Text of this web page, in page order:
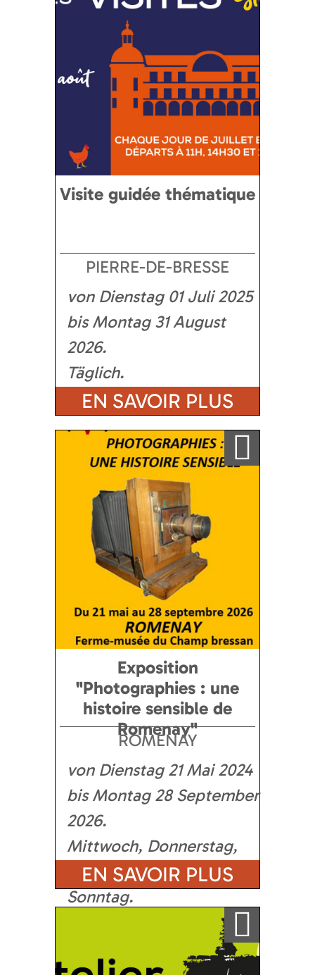
Visite guidée thématique
PIERRE-DE-BRESSE
von Dienstag 01 Juli 2025
bis Montag 31 August
2026
Täglich
EN SAVOIR PLUS
Ajouter a ma sélection
Exposition
"Photographies : une
histoire sensible de
Romenay"
ROMENAY
von Dienstag 21 Mai 2024
bis Montag 28 September
2026
Mittwoch, Donnerstag,
Freitag, Samstag,
Sonntag
EN SAVOIR PLUS
Ajouter a ma sélection